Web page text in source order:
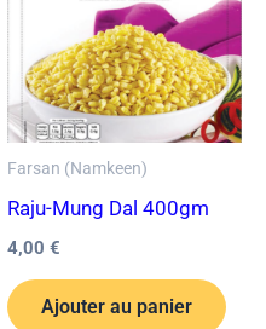
Farsan (Namkeen)
Raju-Mung Dal 400gm
4,00 €
Ajouter au panier